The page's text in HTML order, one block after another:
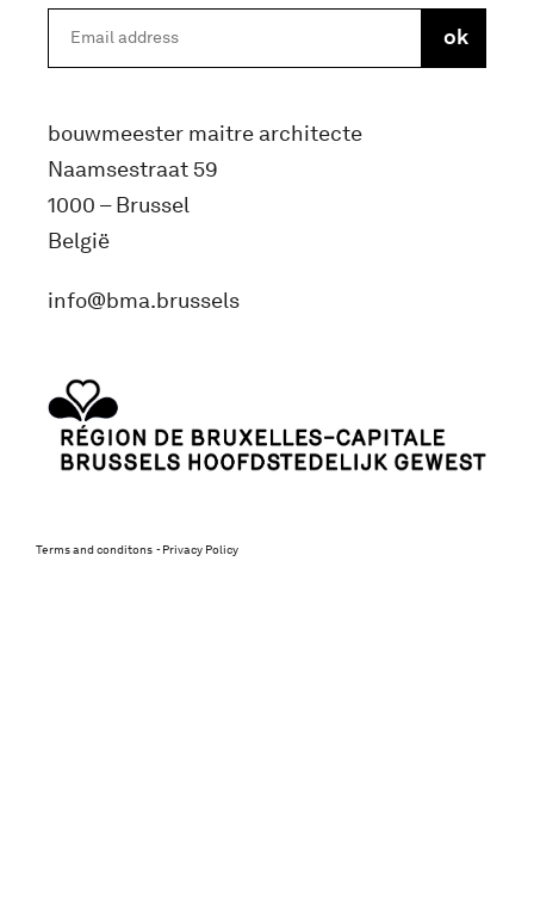
bouwmeester maitre architecte
Naamsestraat 59
1000 – Brussel
België
info@bma.brussels
Terms and conditons Privacy Policy